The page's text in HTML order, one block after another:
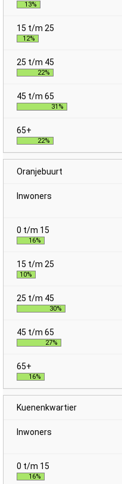
13%
12%
22%
31%
22%
Oranjebuurt
16%
10%
30%
27%
16%
Kuenenkwartier
16%